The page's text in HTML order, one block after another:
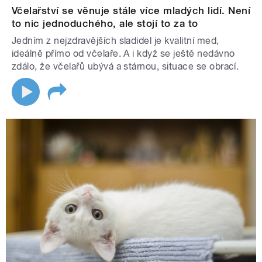
Včelařství se věnuje stále více mladých lidí. Není
to nic jednoduchého, ale stojí to za to
Jedním z nejzdravějších sladidel je kvalitní med,
ideálně přímo od včelaře. A i když se ještě nedávno
zdálo, že včelařů ubývá a stárnou, situace se obrací.